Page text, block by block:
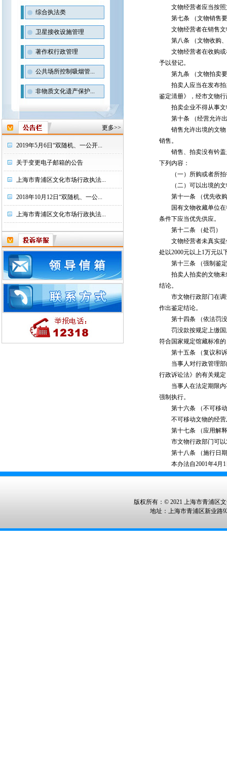
综合执法类
卫星接收设施管理
著作权行政管理
公共场所控制吸烟管...
非物质文化遗产保护...
更多>>
2019年5月6日“双随机、一公开...
关于变更电子邮箱的公告
上海市青浦区文化市场行政执法...
2018年10月12日“双随机、一公...
上海市青浦区文化市场行政执法...
文物经营者应当按照
第七条 （文物销售
文物经营者在销售文
第八条 （文物收购、
文物经营者在收购或
予以登记。
第九条 （文物拍卖
拍卖人应当在发布拍
鉴定清册》，经市文物
拍卖企业不得从事文
第十条 （经营允许出
销售允许出境的文物
销售。
销售、拍卖没有钤盖
下列内容：
（一）所购或者所拍
（二）可以出境的文
第十一条 （优先收
国有文物收藏单位在
条件下应当优先供应。
第十二条 （处罚）
文物经营者未真实提
处以2000元以上1万元以
第十三条 （强制鉴
拍卖人拍卖的文物未
结论。
市文物行政部门在调
作出鉴定结论。
第十四条 （依法罚没
罚没款按规定上缴国
符合国家规定馆藏标准
第十五条 （复议和
当事人对行政管理部
行政诉讼法》的有关规
当事人在法定期限内
强制执行。
第十六条 （不可移动
不可移动文物的经营
第十七条 （应用解释
市文物行政部门可以
第十八条 （施行日
本办法自2001年4月1
版权所有：© 2021 上海市青浦区文
地址：上海市青浦区新业路